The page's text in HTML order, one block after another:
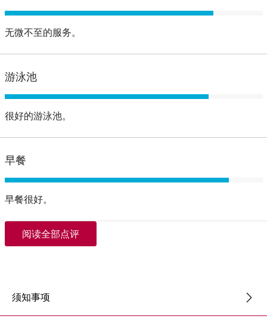
无微不至的服务。
游泳池
很好的游泳池。
早餐
早餐很好。
阅读全部点评
须知事项